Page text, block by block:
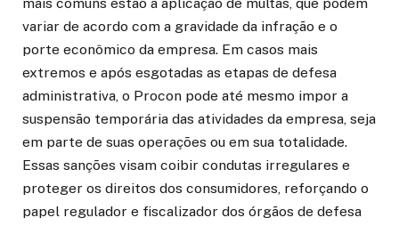
variar de acordo com a gravidade da infração e o
porte econômico da empresa. Em casos mais
extremos e após esgotadas as etapas de defesa
administrativa, o Procon pode até mesmo impor a
suspensão temporária das atividades da empresa, seja
em parte de suas operações ou em sua totalidade.
Essas sanções visam coibir condutas irregulares e
proteger os direitos dos consumidores, reforçando o
papel regulador e fiscalizador dos órgãos de defesa